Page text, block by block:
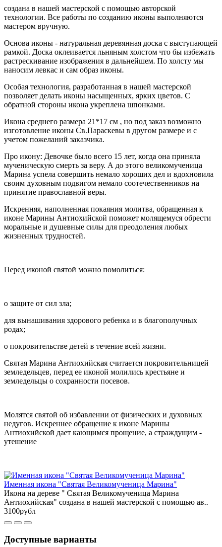
создана в нашей мастерской с помощью авторской
технологии. Все работы по созданию иконы выполняются
мастером вручную.
Основа иконы - натуральная деревянная доска с выступающей
рамкой. Доска оклеивается льняным холстом что бы избежать
растрескивание изображения в дальнейшем. По холсту мы
наносим левкас и сам образ иконы.
Особая технология, разработанная в нашей мастерской
позволяет делать иконы насыщенных, ярких цветов. С
обратной стороны икона укреплена шпонками.
Икона среднего размера 21*17 см , но под заказ возможно
изготовление иконы Св.Параскевы в другом размере и с
учетом пожеланий заказчика.
Про икону: Девочке было всего 15 лет, когда она приняла
мученическую смерть за веру. А до этого великомученица
Марина успела совершить немало хороших дел и вдохновила
своим духовным подвигом немало соотечественников на
принятие православной веры.
Искренняя, наполненная покаяния молитва, обращенная к
иконе Марины Антиохийской поможет молящемуся обрести
моральные и душевные силы для преодоления любых
жизненных трудностей.
Перед иконой святой можно помолиться:
о защите от сил зла;
для вынашивания здорового ребенка и в благополучных
родах;
о покровительстве детей в течение всей жизни.
Святая Марина Антиохийская считается покровительницей
земледельцев, перед ее иконой молились крестьяне и
земледельцы о сохранности посевов.
Молятся святой об избавлении от физических и духовных
недугов. Искреннее обращение к иконе Марины
Антиохийской дает кающимся прощение, а страждущим -
утешение
Именная икона "Святая Великомученица Марина"
Икона на дереве " Святая Великомученица Марина
Антиохийская" создана в нашей мастерской с помощью ав..
3100рубл
Доступные варианты